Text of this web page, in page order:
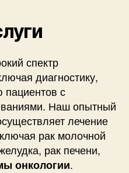
спектр
диагностику,
пациентов с
Наш опытный
лечение
рак молочной
рак печени,
онкологии.